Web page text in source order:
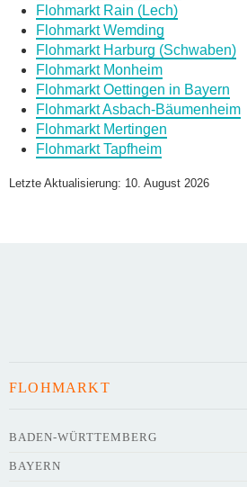
Daten des Flohmarkts
Name des Flohmarkts
Flohmarkt Rain (Lech)
Flohmarkt Wemding
Flohmarkt Harburg (Schwaben)
Flohmarkt Monheim
Flohmarkt Oettingen in Bayern
Flohmarkt Asbach-Bäumenheim
Flohmarkt Mertingen
Flohmarkt Tapfheim
Letzte Aktualisierung: 10. August 2026
FLOHMARKT
BADEN-WÜRTTEMBERG
BAYERN